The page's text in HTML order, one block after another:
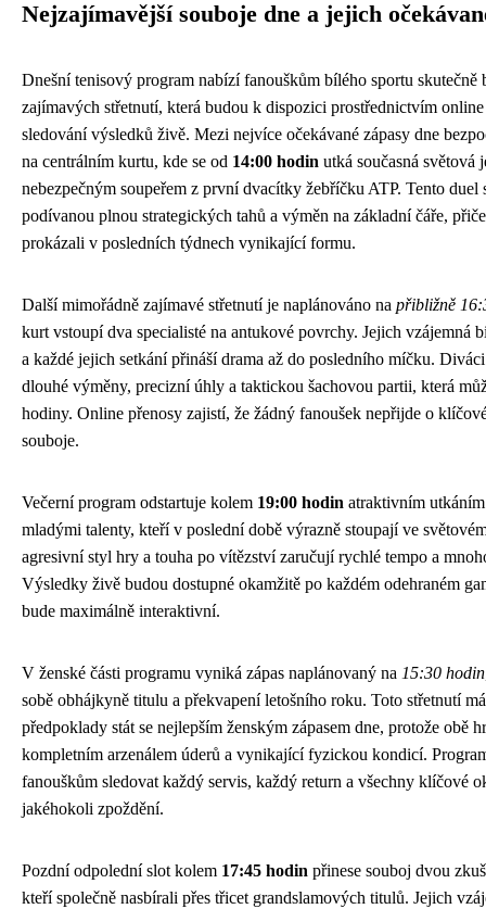
Nejzajímavější souboje dne a jejich
Dnešní tenisový program nabízí fanouškům bílého sportu skutečně
zajímavých střetnutí, která budou k dispozici prostřednictvím
sledování výsledků živě. Mezi nejvíce očekávané zápasy dne
na centrálním kurtu, kde se od 14:00 hodin utká současná světová
nebezpečným soupeřem z první dvacítky žebříčku ATP. Tento duel
podívanou plnou strategických tahů a výměn na základní čáře,
prokázali v posledních týdnech vynikající formu.
Další mimořádně zajímavé střetnutí je naplánováno na přibližně
kurt vstoupí dva specialisté na antukové povrchy. Jejich vzájemná
a každé jejich setkání přináší drama až do posledního míčku.
dlouhé výměny, precizní úhly a taktickou šachovou partii, která
hodiny. Online přenosy zajistí, že žádný fanoušek nepřijde o
souboje.
Večerní program odstartuje kolem 19:00 hodin atraktivním
mladými talenty, kteří v poslední době výrazně stoupají ve
agresivní styl hry a touha po vítězství zaručují rychlé tempo a
Výsledky živě budou dostupné okamžitě po každém odehraném
bude maximálně interaktivní.
V ženské části programu vyniká zápas naplánovaný na 15:30 hodin
sobě obhájkyně titulu a překvapení letošního roku. Toto střetnutí
předpoklady stát se nejlepším ženským zápasem dne, protože obě
kompletním arzenálem úderů a vynikající fyzickou kondicí.
fanouškům sledovat každý servis, každý return a všechny klíčové
jakéhokoli zpoždění.
Pozdní odpolední slot kolem 17:45 hodin přinese souboj dvou
kteří společně nasbírali přes třicet grandslamových titulů. Jejich